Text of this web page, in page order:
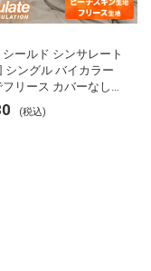
ールド シンサレート
シングル バイカラー
リース カバーなしで
い 丸洗い 断熱 保温 抗
える 防ダニ 軽量 ホコ
(税込)